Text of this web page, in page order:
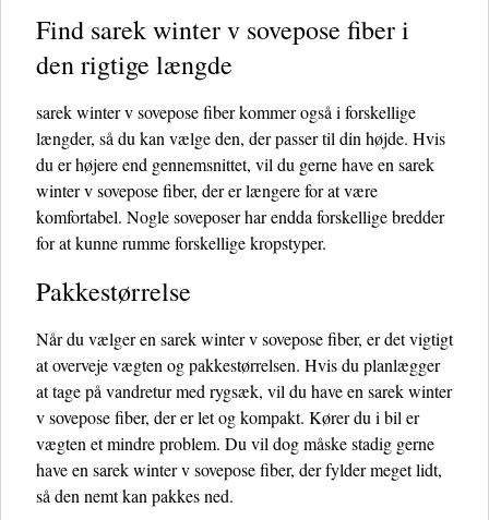
Find sarek winter v sovepose fiber i
den rigtige længde
sarek winter v sovepose fiber kommer også i forskellige
længder, så du kan vælge den, der passer til din højde. Hvis
du er højere end gennemsnittet, vil du gerne have en sarek
winter v sovepose fiber, der er længere for at være
komfortabel. Nogle soveposer har endda forskellige bredder
for at kunne rumme forskellige kropstyper.
Pakkestørrelse
Når du vælger en sarek winter v sovepose fiber, er det vigtigt
at overveje vægten og pakkestørrelsen. Hvis du planlægger
at tage på vandretur med rygsæk, vil du have en sarek winter
v sovepose fiber, der er let og kompakt. Kører du i bil er
vægten et mindre problem. Du vil dog måske stadig gerne
have en sarek winter v sovepose fiber, der fylder meget lidt,
så den nemt kan pakkes ned.